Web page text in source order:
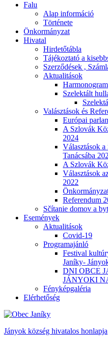
Falu
Alap információ
Története
Önkormányzat
Hivatal
Hirdetőtábla
Tájékoztató a
Szerződések ,
Aktualitások
Szelektált
Valásztások és
Európai
A Szlovák
2024
Választások
Tanácsába
A Szlovák
Választások
2022
Referendum
Sčítanie domov a
Események
Aktualitások
Covid-19
Programajánló
Festival
Janíky-
DNI OBCE
JÁNYOKI
Fényképgaléria
Elérhetőség
Jányok község hivatalos honlapja